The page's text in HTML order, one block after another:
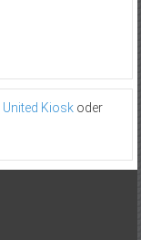
United Kioskoder